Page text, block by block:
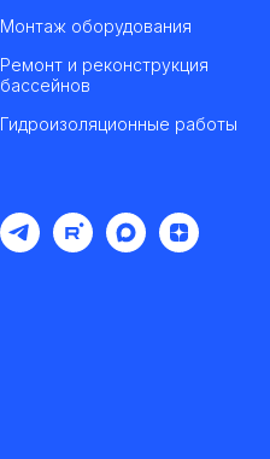
Монтаж оборудования
Ремонт и реконструкция
бассейнов
Гидроизоляционные работы